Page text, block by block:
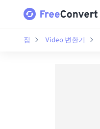
집 Video 변환기